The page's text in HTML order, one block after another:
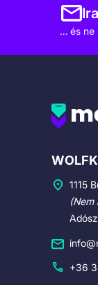
… és ne
1115
(Nem
+36